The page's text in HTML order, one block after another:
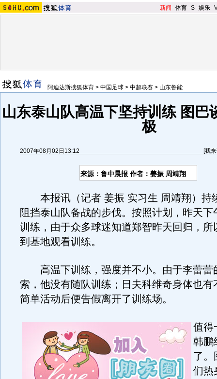
新闻 -体育-S-娱乐-
阿迪达斯搜狐体育 > 中国足球 > 中超联赛 > 山东鲁能
山东泰山队高温下坚持训练 图巴
极
2007年08月02日13:12 [我
来源：鲁中晨报 作者：姜振 周靖翔
本报讯（记者 姜振 实习生 周靖翔）持
阻挡泰山队备战的步伐。按照计划，昨天下
训练，由于众多球迷知道郑智昨天回归，所
到基地观看训练。
高温下训练，强度并不小。由于李蕾蕾
索，他没有随队训练；日夫科维奇身体也有
简单活动后便告假离开了训练场。
值得
韩鹏
了。
们热